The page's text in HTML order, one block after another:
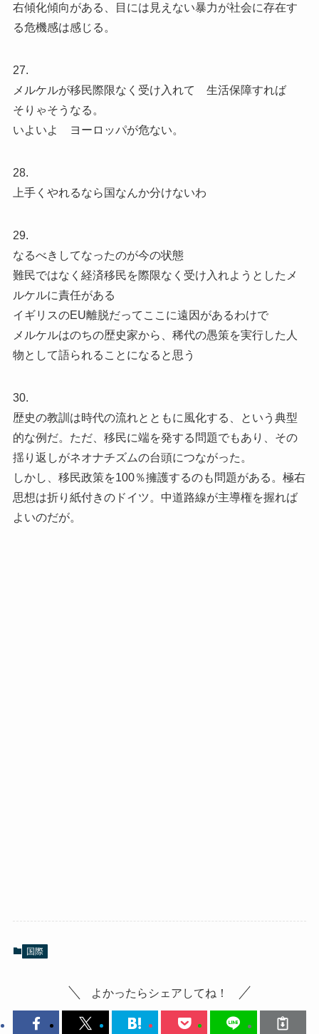
右傾化傾向がある、目には見えない暴力が社会に存在す
る危機感は感じる。
27.
メルケルが移民際限なく受け入れて 生活保障すれば
そりゃそうなる。
いよいよ ヨーロッパが危ない。
28.
上手くやれるなら国なんか分けないわ
29.
なるべきしてなったのが今の状態
難民ではなく経済移民を際限なく受け入れようとしたメ
ルケルに責任がある
イギリスのEU離脱だってここに遠因があるわけで
メルケルはのちの歴史家から、稀代の愚策を実行した人
物として語られることになると思う
30.
歴史の教訓は時代の流れとともに風化する、という典型
的な例だ。ただ、移民に端を発する問題でもあり、その
揺り返しがネオナチズムの台頭につながった。
しかし、移民政策を100％擁護するのも問題がある。極右
思想は折り紙付きのドイツ。中道路線が主導権を握れば
よいのだが。
国際
よかったらシェアしてね！